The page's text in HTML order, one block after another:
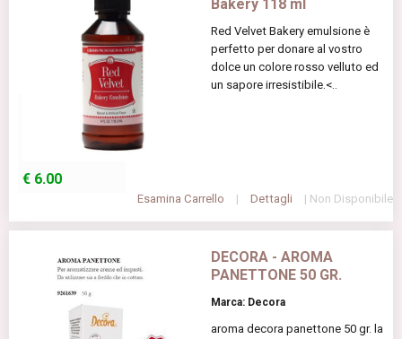
Bakery 118 ml
Red Velvet Bakery emulsione è
perfetto per donare al vostro
dolce un colore rosso velluto ed
un sapore irresistibile.<..
€ 6.00
Esamina Carrello | Dettagli | Non Disponibile
DECORA - AROMA
PANETTONE 50 GR.
Marca: Decora
aroma decora panettone 50 gr. la